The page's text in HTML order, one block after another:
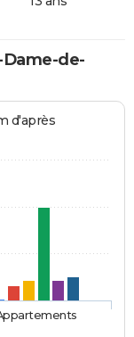
de-
d'après